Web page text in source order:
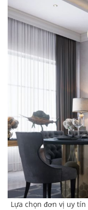
Lựa chọn đơn vị uy